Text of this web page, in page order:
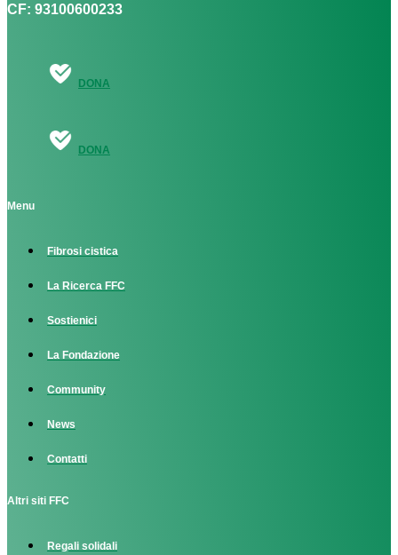
CF: 93100600233
DONA
DONA
Menu
Fibrosi cistica
La Ricerca FFC
Sostienici
La Fondazione
Community
News
Contatti
Altri siti FFC
Regali solidali